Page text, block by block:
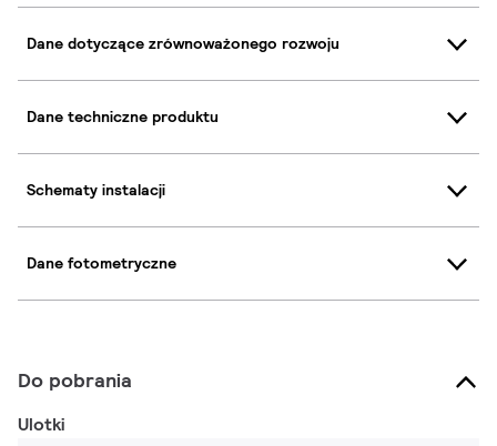
Dane dotyczące zrównoważonego rozwoju
Dane techniczne produktu
Schematy instalacji
Dane fotometryczne
Do pobrania
Ulotki